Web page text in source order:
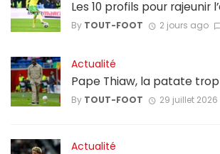
Les 10 profils pour rajeunir
By TOUT-FOOT 2 jours ago
Actualité
Pape Thiaw, la patate
By TOUT-FOOT 29 juillet 2026
Actualité